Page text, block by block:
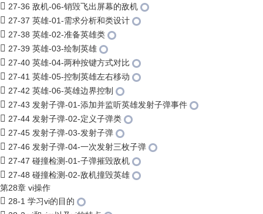
27-36 敌机-06-销毁飞出屏幕的敌机
27-37 英雄-01-需求分析和类设计
27-38 英雄-02-准备英雄类
27-39 英雄-03-绘制英雄
27-40 英雄-04-两种按键方式对比
27-41 英雄-05-控制英雄左右移动
27-42 英雄-06-英雄边界控制
27-43 发射子弹-01-添加并监听英雄发射子弹事件
27-44 发射子弹-02-定义子弹类
27-45 发射子弹-03-发射子弹
27-46 发射子弹-04-一次发射三枚子弹
27-47 碰撞检测-01-子弹摧毁敌机
27-48 碰撞检测-02-敌机撞毁英雄
第28章 vi操作
28-1 学习vi的目的